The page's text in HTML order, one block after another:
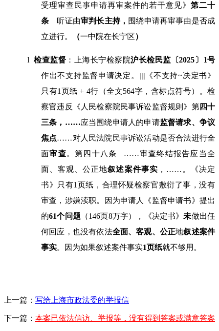
受理审查民事申请再审案件的若干意见》 第二十
条 听证由审判长主持， 围绕申请再审事由是否成
立进行。
（一中院在长宁区）
l检查监督 ：上海长宁检察院沪长检民监〔2025 〕 1号
作出不支持监督申请决定。 ||| 《不支持~决定书》
只有1页纸 + 4行（全文564字，含标点符号）。检
察官违反《人民检察院民事诉讼监督规则》第四十
三条， ……应当围绕申请人的申请监督请求、争议
焦点……对人民法院民事诉讼活动是否合法进行全
面审查。第四十八条 ……审查终结报告应当全
面、客观、公正地叙述案件事实 ， …… 。《决定
书》只有1页纸，合理怀疑检察官敷衍了事，没有
审查，涉嫌渎职。因为申请人《监督申请书》提出
的61个问题（146页8万字），《决定书》未做出任
何回应，也没有依法全面、客观、公正地叙述案件
事实。因为如果叙述案件事实1页纸就不够用。
上一篇： 写给上海市政法委的举报信
下一篇： 本案已依法信访、举报等，没有得到答案或满意答案